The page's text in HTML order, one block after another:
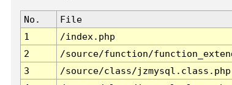
No. File
1
/index.php
2
/source/function/
3
/source/class/jzmysql.class.php